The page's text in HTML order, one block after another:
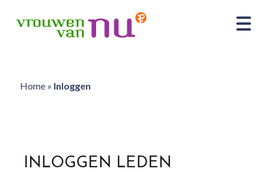
Home» Inloggen
INLOGGEN LEDEN